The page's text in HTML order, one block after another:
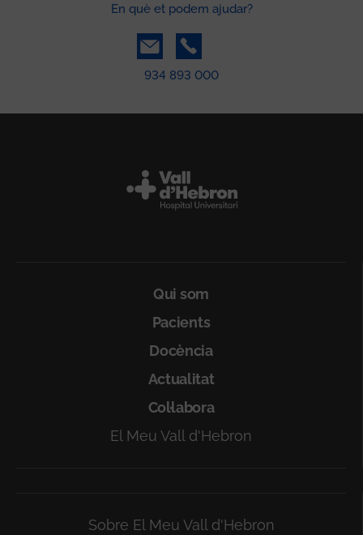
En què et podem ajudar?
934 893 000
Qui som
Pacients
Docència
Actualitat
Col·labora
El Meu Vall d'Hebron
Sobre El Meu Vall d'Hebron